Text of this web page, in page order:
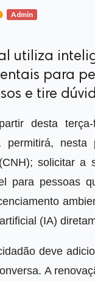
Admin
utiliza
para
e tire
desta
permitirá,
solicitar a
para pessoas
(IA)
deve
A